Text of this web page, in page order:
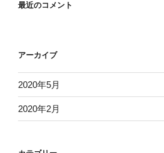
最近のコメント
アーカイブ
2020年5月
2020年2月